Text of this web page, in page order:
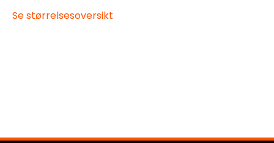
Se størrelsesoversikt